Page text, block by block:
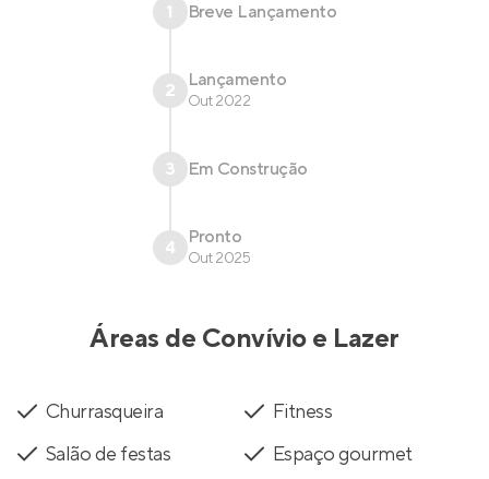
1 Breve Lançamento
2 Lançamento
Out 2022
3 Em Construção
4 Pronto
Out 2025
Áreas de Convívio e Lazer
Churrasqueira
Fitness
Salão de festas
Espaço gourmet